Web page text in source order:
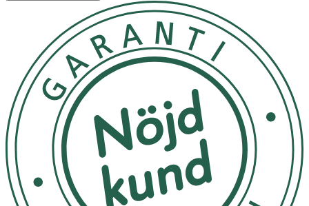
· Elastiskt material med god passform
· Storlek: One size (20–32 cm)
Användning
· Trä bandaget över armen och placera det över
armbågsleden.
· Kompressionen ska kännas fast utan att störa
blodcirkulationen.
· Säkerställ att det inte orsakar domningar i
handleden eller fingrarna.